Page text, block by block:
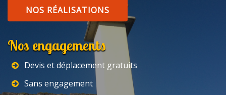
NOS RÉALISATIONS
Nos engagements
Devis et déplacement gratuits
Sans engagement